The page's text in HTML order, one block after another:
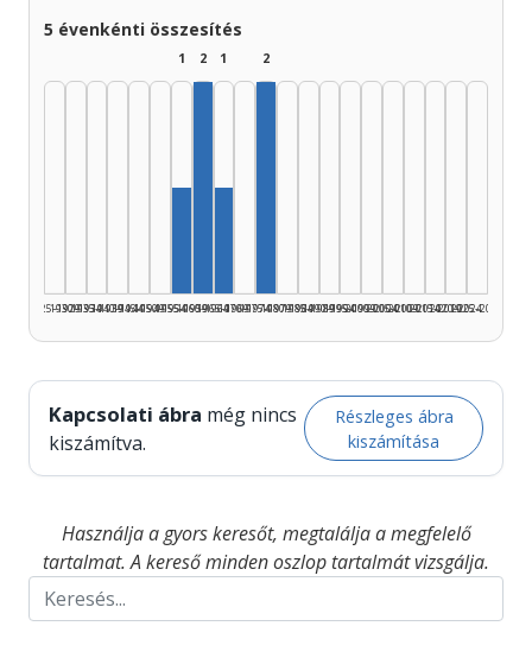
5 évenkénti összesítés
1925–1929
1930–1934
1935–1939
1940–1944
1945–1949
1950–1954
1
1955–1959
2
1960–1964
1
1965–1969
1970–1974
2
1975–1979
1980–1984
1985–1989
1990–1994
1995–1999
2000–2004
2005–2009
2010–2014
2015–2019
2020–2024
2025–2026
Kapcsolati ábra még nincs
kiszámítva.
Részleges ábra
kiszámítása
Használja a gyors keresőt, megtalálja a megfelelő
tartalmat. A kereső minden oszlop tartalmát vizsgálja.